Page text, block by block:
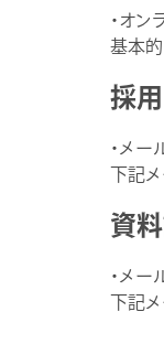
・オン
基本的
採
・メー
下記
資
・メー
下記